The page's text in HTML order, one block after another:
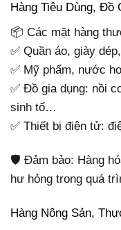
Hàng Tiêu Dùng, Đồ
📦 Các mặt hàng
✅ Quần áo, giày
✅ Mỹ phẩm, nước
✅ Đồ gia dụng: nồi
sinh tố…
✅ Thiết bị điện tử:
🛡 Đảm bảo: Hàng
hư hỏng trong quá
Hàng Nông Sản,